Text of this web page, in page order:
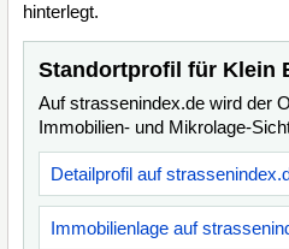
hinterlegt.
Standortprofil für Klein
Auf strassenindex.de wird der
Immobilien- und Mikrolage-
Detailprofil auf
Immobilienlage auf